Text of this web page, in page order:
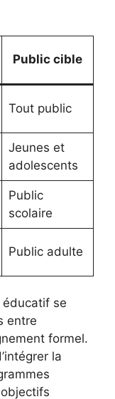
Public cible
Tout public
Jeunes et
adolescents
Public
scolaire
Public adulte
se
entre
formel.
la